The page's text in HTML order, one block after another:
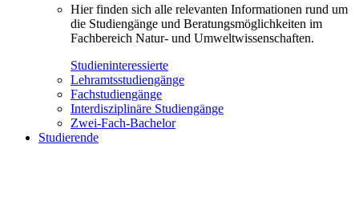
Hier finden sich alle relevanten Infor­mationen rund um
die Studiengänge und Beratungsmöglichkeiten im
Fachbereich Natur- und Umweltwissenschaften.
Studieninteressierte
Lehramtsstudiengänge
Fachstudiengänge
Interdisziplinäre Studiengänge
Zwei-Fach-Bachelor
Studierende